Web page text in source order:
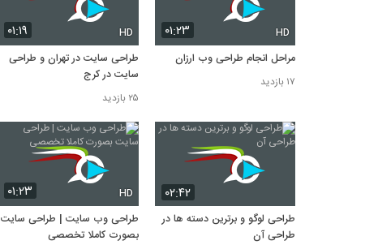
۰۱:۲۳ HD
مراحل انجام طراحی وب ارزان
۱۷ بازدید
۰۱:۱۹ HD
طراحی سایت در تهران و طراحی
سایت در کرج
۲۵ بازدید
۰۲:۴۲
طراحی لوگو و برترین دسته ها در
طراحی آن
۰۱:۲۳ HD
طراحی وب سایت | طراحی سایت
بصورت کاملا تخصصی